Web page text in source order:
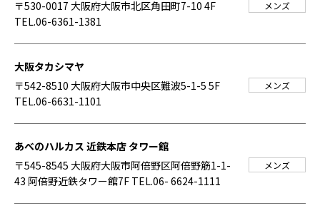
〒530-0017 大阪府大阪市北区角田町7-10 4F
TEL.06-6361-1381
メンズ
大阪タカシマヤ
〒542-8510 大阪府大阪市中央区難波5-1-5 5F
TEL.06-6631-1101
メンズ
あべのハルカス 近鉄本店 タワー館
〒545-8545 大阪府大阪市阿倍野区阿倍野筋1-1-
43 阿倍野近鉄タワー館7F TEL.06- 6624-1111
メンズ